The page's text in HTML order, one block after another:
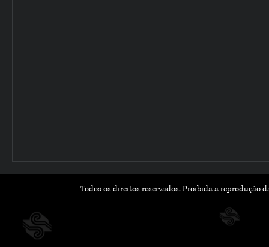
Todos os direitos reservados. Proibida a reprodução